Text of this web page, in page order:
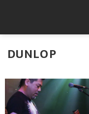
DUNLOP